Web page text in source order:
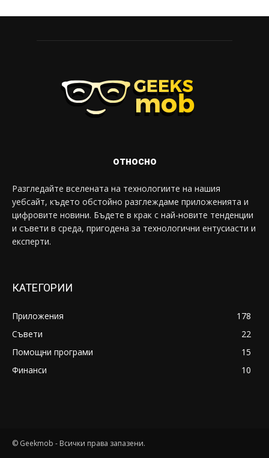
относно
Разгледайте вселената на технологиите на нашия
уебсайт, където обстойно разглеждаме приложенията и
цифровите новини. Бъдете в крак с най-новите тенденции
и съвети в среда, пригодена за технологични ентусиасти и
експерти.
КАТЕГОРИИ
Приложения
178
Съвети
22
Помощни програми
15
Финанси
10
© Geekmob - Всички права запазени.